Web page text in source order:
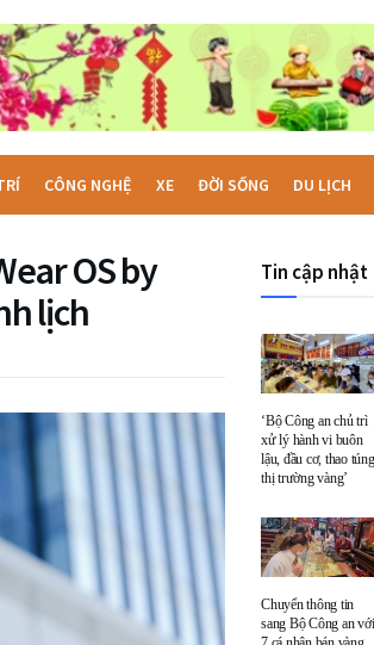
CÔNG NGHỆ XE ĐỜI SỐNG DU LỊCH
OS by
lịch
Tin cập nhật
‘Bộ Công an chủ trì
xử lý hành vi buôn
lậu, đầu cơ, thao túng
thị trường vàng’
Chuyển thông tin
sang Bộ Công an với